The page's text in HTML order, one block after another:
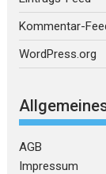
Kommentar-
WordPress.org
AGB
Impressum